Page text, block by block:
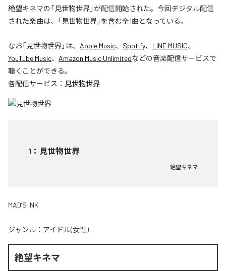
絶望キネマの「見世物世界」が配信開始された。今回デジタル配信
された楽曲は、「見世物世界」を含む全1曲となっている。
なお「見世物世界」は、 Apple Music、 Spotify、 LINE MUSIC、
YouTube Music、 Amazon Music Unlimitedなどの音楽配信サービスで
聴くことができる。
各配信サービス： 見世物世界
1 ： 見世物世界
絶望キネマ
MAD’S iNK
ジャンル： アイドル(女性)
絶望キネマ